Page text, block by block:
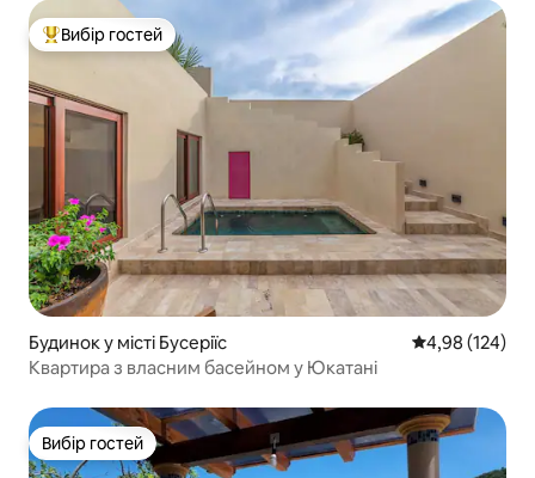
Топ вибір гостей
Вибір гостей
Будинок у місті Бусеріїс Середня
4,98 (124)
Квартира з власним басейном у Юкатані
Вибір гостей
Вибір гостей